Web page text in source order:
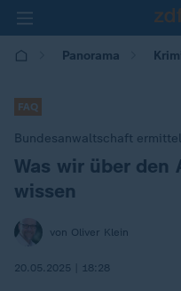
Panorama
FAQ
Bundesanwaltschaft
:
Was wir über
wissen
von Oliver Klein
20.05.2025 | 18:28